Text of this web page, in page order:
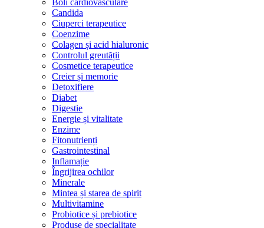
Boli cardiovasculare
Candida
Ciuperci terapeutice
Coenzime
Colagen și acid hialuronic
Controlul greutății
Cosmetice terapeutice
Creier și memorie
Detoxifiere
Diabet
Digestie
Energie și vitalitate
Enzime
Fitonutrienți
Gastrointestinal
Inflamație
Îngrijirea ochilor
Minerale
Mintea și starea de spirit
Multivitamine
Probiotice și prebiotice
Produse de specialitate